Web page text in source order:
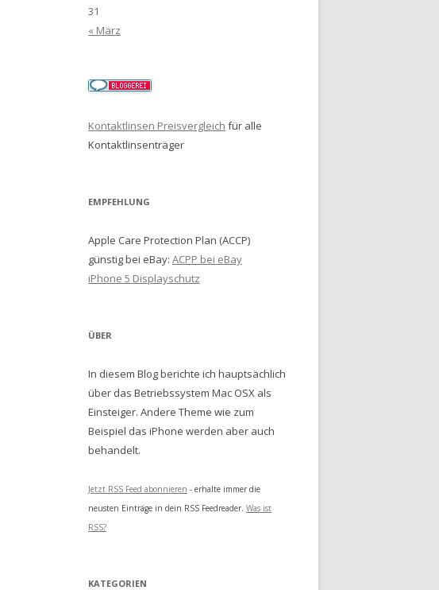
31
« März
Kontaktlinsen Preisvergleich für alle
Kontaktlinsenträger
EMPFEHLUNG
Apple Care Protection Plan (ACCP)
günstig bei eBay: ACPP bei eBay
iPhone 5 Displayschutz
ÜBER
In diesem Blog berichte ich hauptsächlich
über das Betriebssystem Mac OSX als
Einsteiger. Andere Theme wie zum
Beispiel das iPhone werden aber auch
behandelt.
Jetzt RSS Feed abonnieren - erhalte immer die
neusten Einträge in dein RSS Feedreader. Was ist
RSS?
KATEGORIEN